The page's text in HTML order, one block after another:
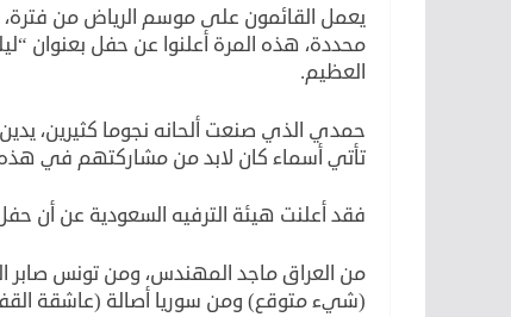
يعمل القائمون على موسم الرياض من
محددة، هذه المرة أعلنوا عن حفل بعنوان
العظيم.
حمدي الذي صنعت ألحانه نجوما كثيرين،
تأتي أسماء كان لابد من مشاركتهم في هذه
فقد أعلنت هيئة الترفيه السعودية عن أن حفل ليلة
من العراق ماجد المهندس، ومن تونس صابر
(شيء متوقع) ومن سوريا أصالة (عاشقة